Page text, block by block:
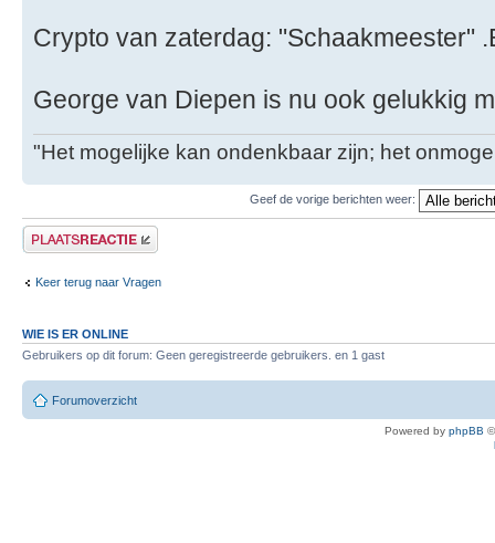
Crypto van zaterdag: "Schaakmeester"
George van Diepen is nu ook gelukkig
"Het mogelijke kan ondenkbaar zijn; het
Geef de vorige berichten weer:
Plaats een reactie
Keer terug naar Vragen
WIE IS ER ONLINE
Gebruikers op dit forum: Geen geregistreerde gebruikers. en 1 gast
Forumoverzicht
Powered by phpBB